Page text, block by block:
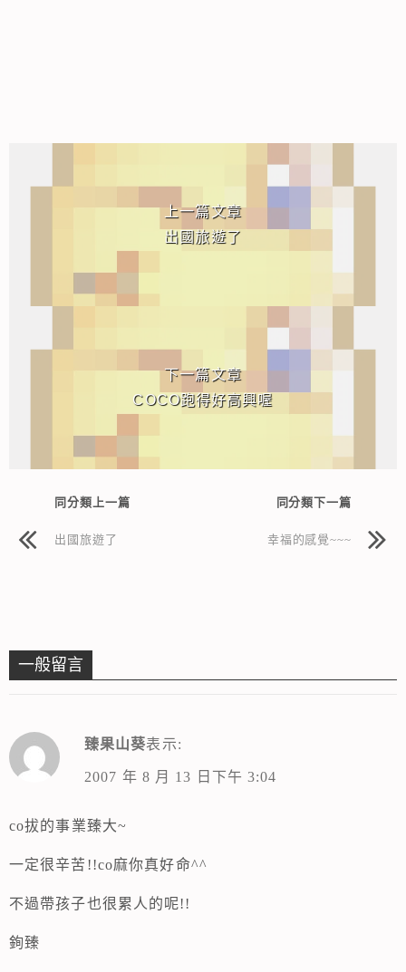
上一篇文章
出國旅遊了
下一篇文章
COCO跑得好高興喔
同分類上一篇
出國旅遊了
同分類下一篇
幸福的感覺~~~
一般留言
臻果山葵表示:
2007 年 8 月 13 日下午 3:04
co拔的事業臻大~
一定很辛苦!!co麻你真好命^^
不過帶孩子也很累人的呢!!
銁臻